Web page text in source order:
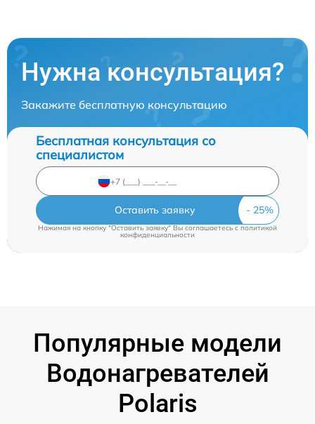
Нужна консультация?
Закажите бесплатную консультацию
Бесплатная консультация со
специалистом
Оставить заявку
Нажимая на кнопку "Оставить заявку" Вы соглашаетесь cполитикой
конфиденциальности
Популярные модели
Водонагревателей
Polaris